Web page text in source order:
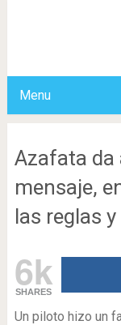
Menu
Azafata da
mensaje,
las reglas
6k
SHARES
Un piloto hizo un